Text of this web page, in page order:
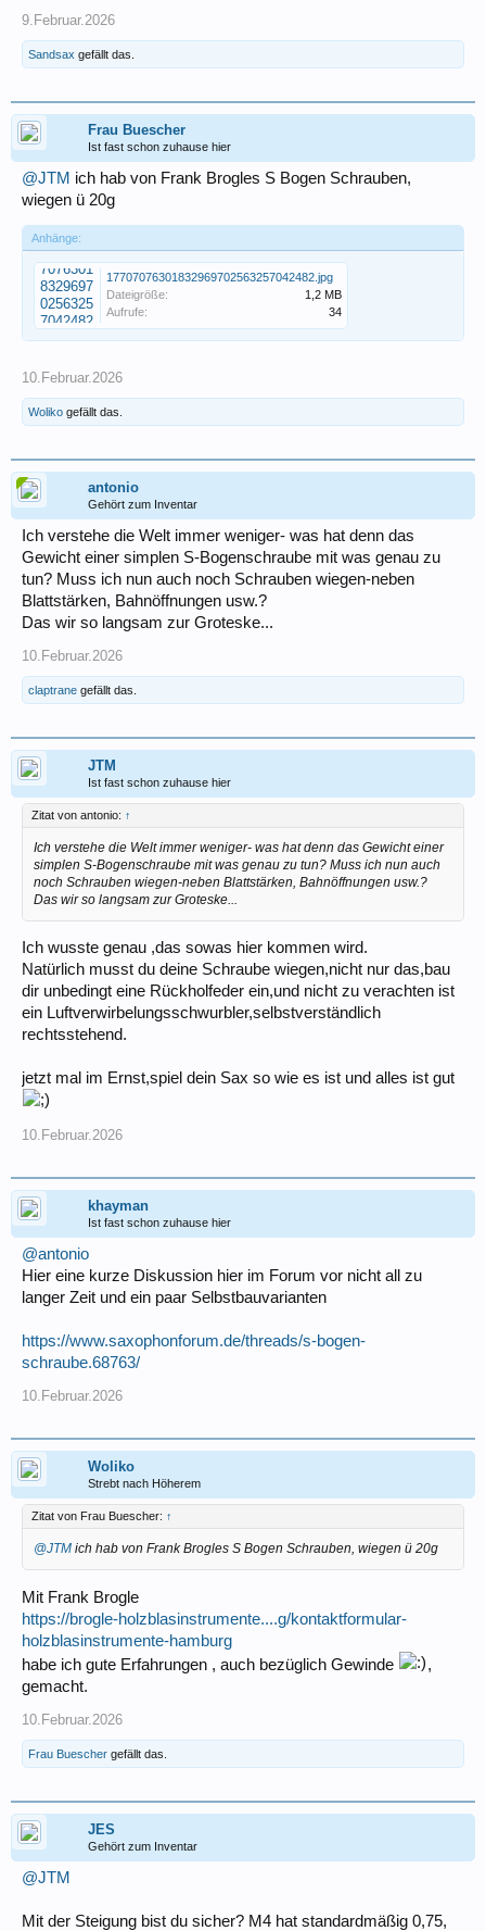
9.Februar.2026
Sandsax gefällt das.
Frau Buescher
Ist fast schon zuhause hier
@JTM ich hab von Frank Brogles S Bogen Schrauben,
wiegen ü 20g
Anhänge:
17707076301832969702563257042482.jpg
Dateigröße:
1,2 MB
Aufrufe:
34
10.Februar.2026
Woliko gefällt das.
antonio
Gehört zum Inventar
Ich verstehe die Welt immer weniger- was hat denn das
Gewicht einer simplen S-Bogenschraube mit was genau zu
tun? Muss ich nun auch noch Schrauben wiegen-neben
Blattstärken, Bahnöffnungen usw.?
Das wir so langsam zur Groteske...
10.Februar.2026
claptrane gefällt das.
JTM
Ist fast schon zuhause hier
Zitat von antonio: ↑
Ich verstehe die Welt immer weniger- was hat denn das Gewicht einer
simplen S-Bogenschraube mit was genau zu tun? Muss ich nun auch
noch Schrauben wiegen-neben Blattstärken, Bahnöffnungen usw.?
Das wir so langsam zur Groteske...
Ich wusste genau ,das sowas hier kommen wird.
Natürlich musst du deine Schraube wiegen,nicht nur das,bau
dir unbedingt eine Rückholfeder ein,und nicht zu verachten ist
ein Luftverwirbelungsschwurbler,selbstverständlich
rechtsstehend.
jetzt mal im Ernst,spiel dein Sax so wie es ist und alles ist gut
10.Februar.2026
khayman
Ist fast schon zuhause hier
@antonio
Hier eine kurze Diskussion hier im Forum vor nicht all zu
langer Zeit und ein paar Selbstbauvarianten
https://www.saxophonforum.de/threads/s-bogen-
schraube.68763/
10.Februar.2026
Woliko
Strebt nach Höherem
Zitat von Frau Buescher: ↑
@JTM ich hab von Frank Brogles S Bogen Schrauben, wiegen ü 20g
Mit Frank Brogle
https://brogle-holzblasinstrumente....g/kontaktformular-
holzblasinstrumente-hamburg
habe ich gute Erfahrungen , auch bezüglich Gewinde
,
gemacht.
10.Februar.2026
Frau Buescher gefällt das.
JES
Gehört zum Inventar
@JTM
Mit der Steigung bist du sicher? M4 hat standardmäßig 0,75,